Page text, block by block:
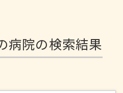
病院の検索結果